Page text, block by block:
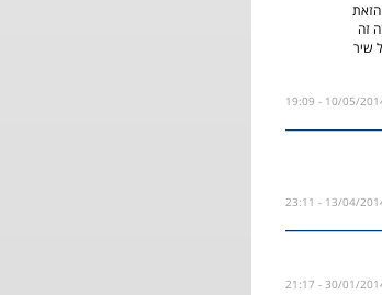
זה
שיר
10/05/2014 -
13/04/2014 -
30/01/2014 -